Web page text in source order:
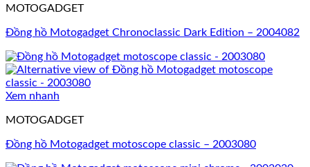
MOTOGADGET
Đồng hồ Motogadget Chronoclassic Dark Edition – 2004082
Xem nhanh
MOTOGADGET
Đồng hồ Motogadget motoscope classic – 2003080